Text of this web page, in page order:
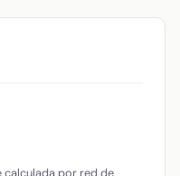
calculada por red de